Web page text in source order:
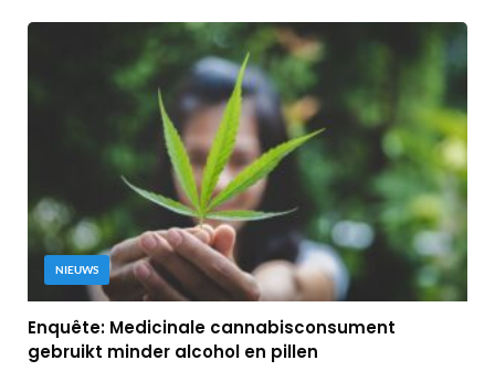
NIEUWS
Enquête: Medicinale cannabisconsument
gebruikt minder alcohol en pillen